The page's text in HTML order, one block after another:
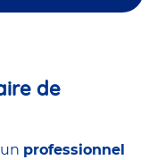
de
professionnel